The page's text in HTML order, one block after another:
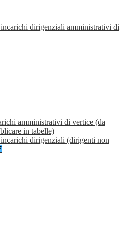
dirigenziali amministrativi di
amministrativi di vertice (da
in tabelle)
dirigenziali (dirigenti non